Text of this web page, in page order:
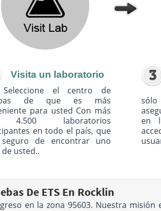
Visita un laboratorio
Seleccione el centro de
de que es más
para usted Con más
laboratorios
en todo el país, que
de encontrar uno
de usted..
sólo
en
De ETS En Rocklin
en la zona 95603. Nuestra misión